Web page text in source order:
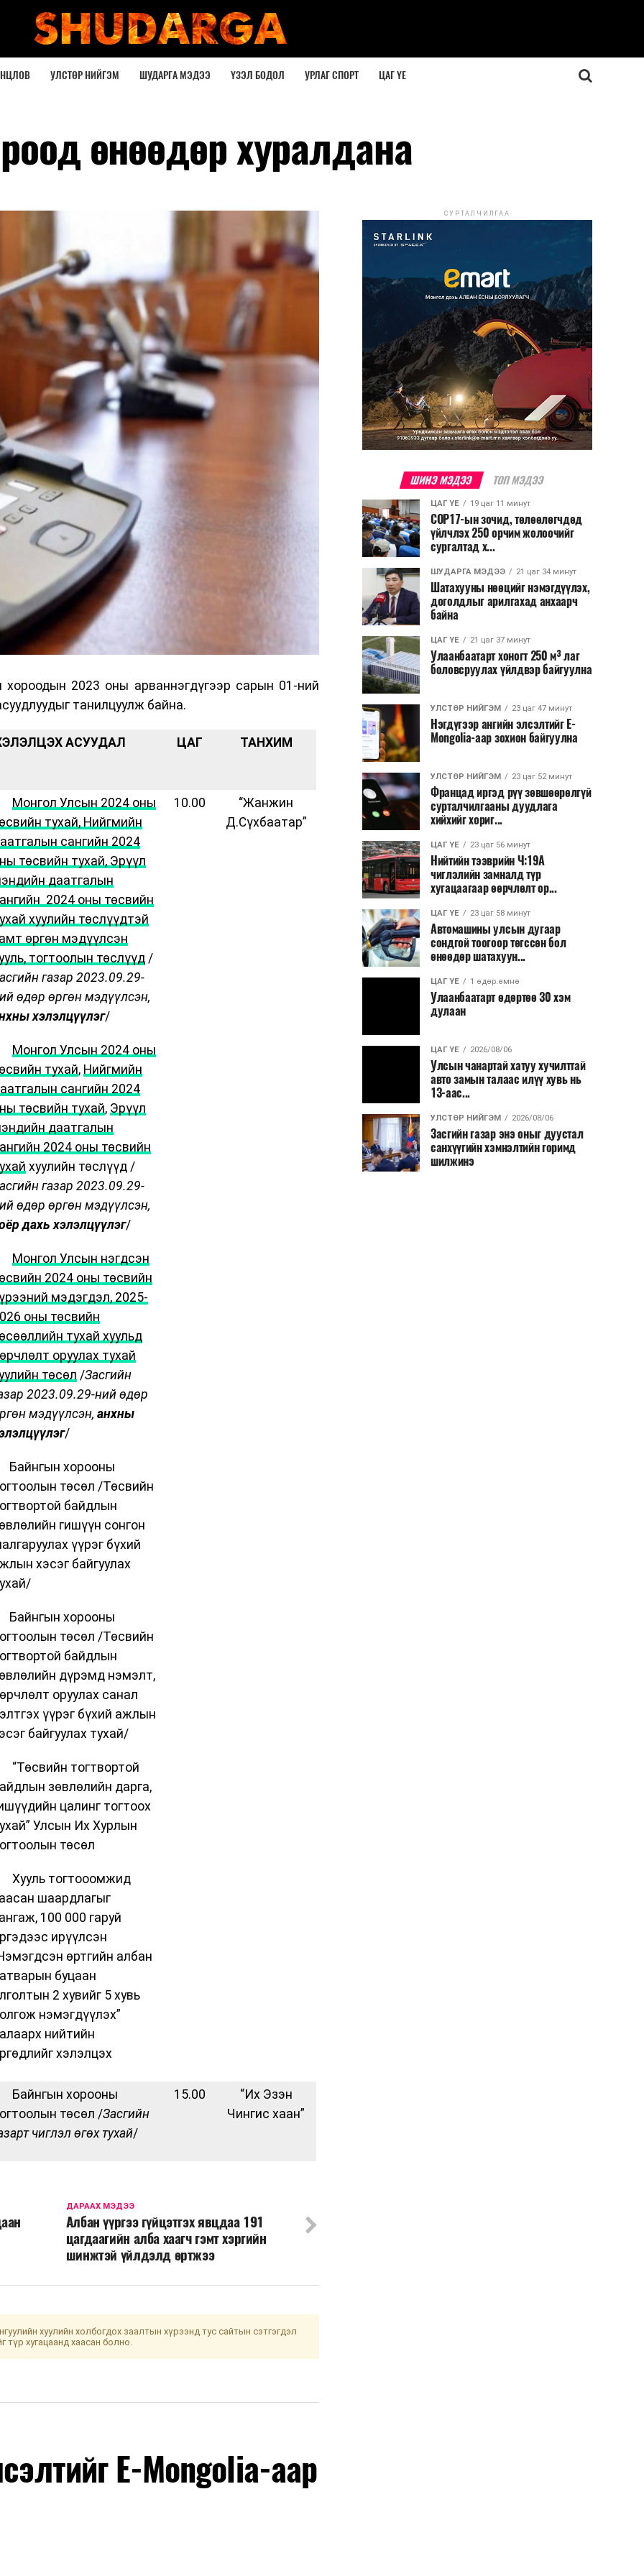
УЛСТӨР НИЙГЭМ ШУДАРГА МЭДЭЭ ҮЗЭЛ БОДОЛ УРЛАГ СПОРТ ЦАГ ҮЕ
өнөөдөр хуралдана
2023 оны арваннэгдүгээр сарын 01-ний
танилцуулж байна.
АСУУДАЛ ЦАГ ТАНХИМ
Монгол Улсын 2024 оны
тухай, Нийгмийн
сангийн 2024
төсвийн тухай, Эрүүл
даатгалын
2024 оны төсвийн
хуулийн төслүүдтэй
өргөн мэдүүлсэн
тогтоолын төслүүд/
газар 2023.09.29-
өдөр өргөн мэдүүлсэн,
хэлэлцүүлэг/
Монгол Улсын 2024 оны
тухай, Нийгмийн
сангийн 2024
төсвийн тухай, Эрүүл
даатгалын
2024 оны төсвийн
хуулийн төслүүд /
газар 2023.09.29-
өдөр өргөн мэдүүлсэн,
дахь хэлэлцүүлэг/
Монгол Улсын нэгдсэн
2024 оны төсвийн
мэдэгдэл, 2025-
оны төсвийн
тухай хуульд
оруулах тухай
төсөл /Засгийн
2023.09.29-ний өдөр
мэдүүлсэн, анхны
/
Байнгын хорооны
төсөл /Төсвийн
байдлын
гишүүн сонгон
үүрэг бүхий
хэсэг байгуулах
Байнгын хорооны
төсөл /Төсвийн
байдлын
дүрэмд нэмэлт,
оруулах санал
үүрэг бүхий ажлын
байгуулах тухай/
“Төсвийн тогтвортой
зөвлөлийн дарга,
цалинг тогтоох
Улсын Их Хурлын
төсөл
Хууль тогтооомжид
шаардлагыг
100 000 гаруй
ирүүлсэн
өртгийн албан
буцаан
2 хувийг 5 хувь
нэмэгдүүлэх”
нийтийн
хэлэлцэх
10.00
“Жанжин
Д.Сүхбаатар”
Байнгын хорооны
төсөл /Засгийн
чиглэл өгөх тухай/
15.00
“Их Эзэн
Чингис хаан”
ДАРААХ МЭДЭЭ
Албан үүргээ гүйцэтгэх явцдаа 191
цагдаагийн алба хаагч гэмт хэргийн
шинжтэй үйлдэлд өртжээ
хуулийн холбогдох заалтын хүрээнд тус сайтын сэтгэгдэл
түр хугацаанд хаасан болно.
E-Mongolia-аар
СУРТАЛЧИЛГАА
ШИНЭ МЭДЭЭ ТОП МЭДЭЭ
ЦАГ ҮЕ 19 цаг 11 минут
COP17-ын зочид, төлөөлөгчдөд
үйлчлэх 250 орчим жолоочийг
сургалтад х...
ШУДАРГА МЭДЭЭ 21 цаг 34 минут
Шатахууны нөөцийг нэмэгдүүлэх,
доголдлыг арилгахад анхаарч
байна
ЦАГ ҮЕ 21 цаг 37 минут
Улаанбаатарт хоногт 250 м³ лаг
боловсруулах үйлдвэр байгуулна
УЛСТӨР НИЙГЭМ 23 цаг 47 минут
Нэгдүгээр ангийн элсэлтийг E-
Mongolia-аар зохион байгуулна
УЛСТӨР НИЙГЭМ 23 цаг 52 минут
Францад иргэд рүү зөвшөөрөлгүй
сурталчилгааны дуудлага
хийхийг хориг...
ЦАГ ҮЕ 23 цаг 56 минут
Нийтийн тээврийн Ч:19А
чиглэлийн замналд түр
хугацаагаар өөрчлөлт ор...
ЦАГ ҮЕ 23 цаг 58 минут
Автомашины улсын дугаар
сондгой тоогоор төгссөн бол
өнөөдөр шатахуун...
ЦАГ ҮЕ 1 өдөр.өмнө
Улаанбаатарт өдөртөө 30 хэм
дулаан
ЦАГ ҮЕ 2026/08/06
Улсын чанартай хатуу хучилттай
авто замын талаас илүү хувь нь
13-аас...
УЛСТӨР НИЙГЭМ 2026/08/06
Засгийн газар энэ оныг дуустал
санхүүгийн хэмнэлтийн горимд
шилжинэ